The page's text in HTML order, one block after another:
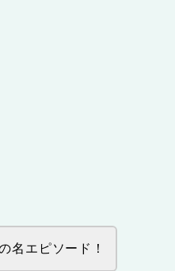
名エピソード！